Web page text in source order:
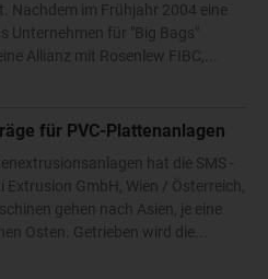
Nachdem im Frühjahr 2004 eine
Unternehmen für "Big Bags"
Allianz mit Rosenlew FIBC,...
für PVC-Plattenanlagen
hat die SMS -
GmbH, Wien / Österreich,
gehen nach Asien, je eine
Osten. Getrieben wird die...